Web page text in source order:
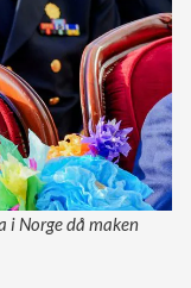
i Norge då maken